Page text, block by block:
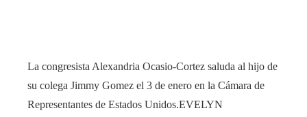
La congresista Alexandria Ocasio-Cortez saluda al hijo de
su colega Jimmy Gomez el 3 de enero en la Cámara de
Representantes de Estados Unidos.EVELYN